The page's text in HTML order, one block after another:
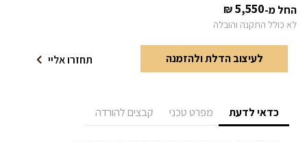
החל מ- ₪5,550
לא כולל התקנה והובלה
לעיצוב הדלת ולהזמנה תחזרו אליי
כדאי לדעת מפרט טכני קבצים להורדה